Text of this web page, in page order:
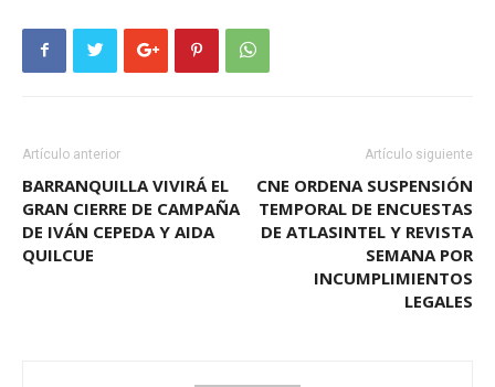
Artículo anterior
BARRANQUILLA VIVIRÁ EL
GRAN CIERRE DE CAMPAÑA
DE IVÁN CEPEDA Y AIDA
QUILCUE
Artículo siguiente
CNE ORDENA SUSPENSIÓN
TEMPORAL DE ENCUESTAS
DE ATLASINTEL Y REVISTA
SEMANA POR
INCUMPLIMIENTOS
LEGALES